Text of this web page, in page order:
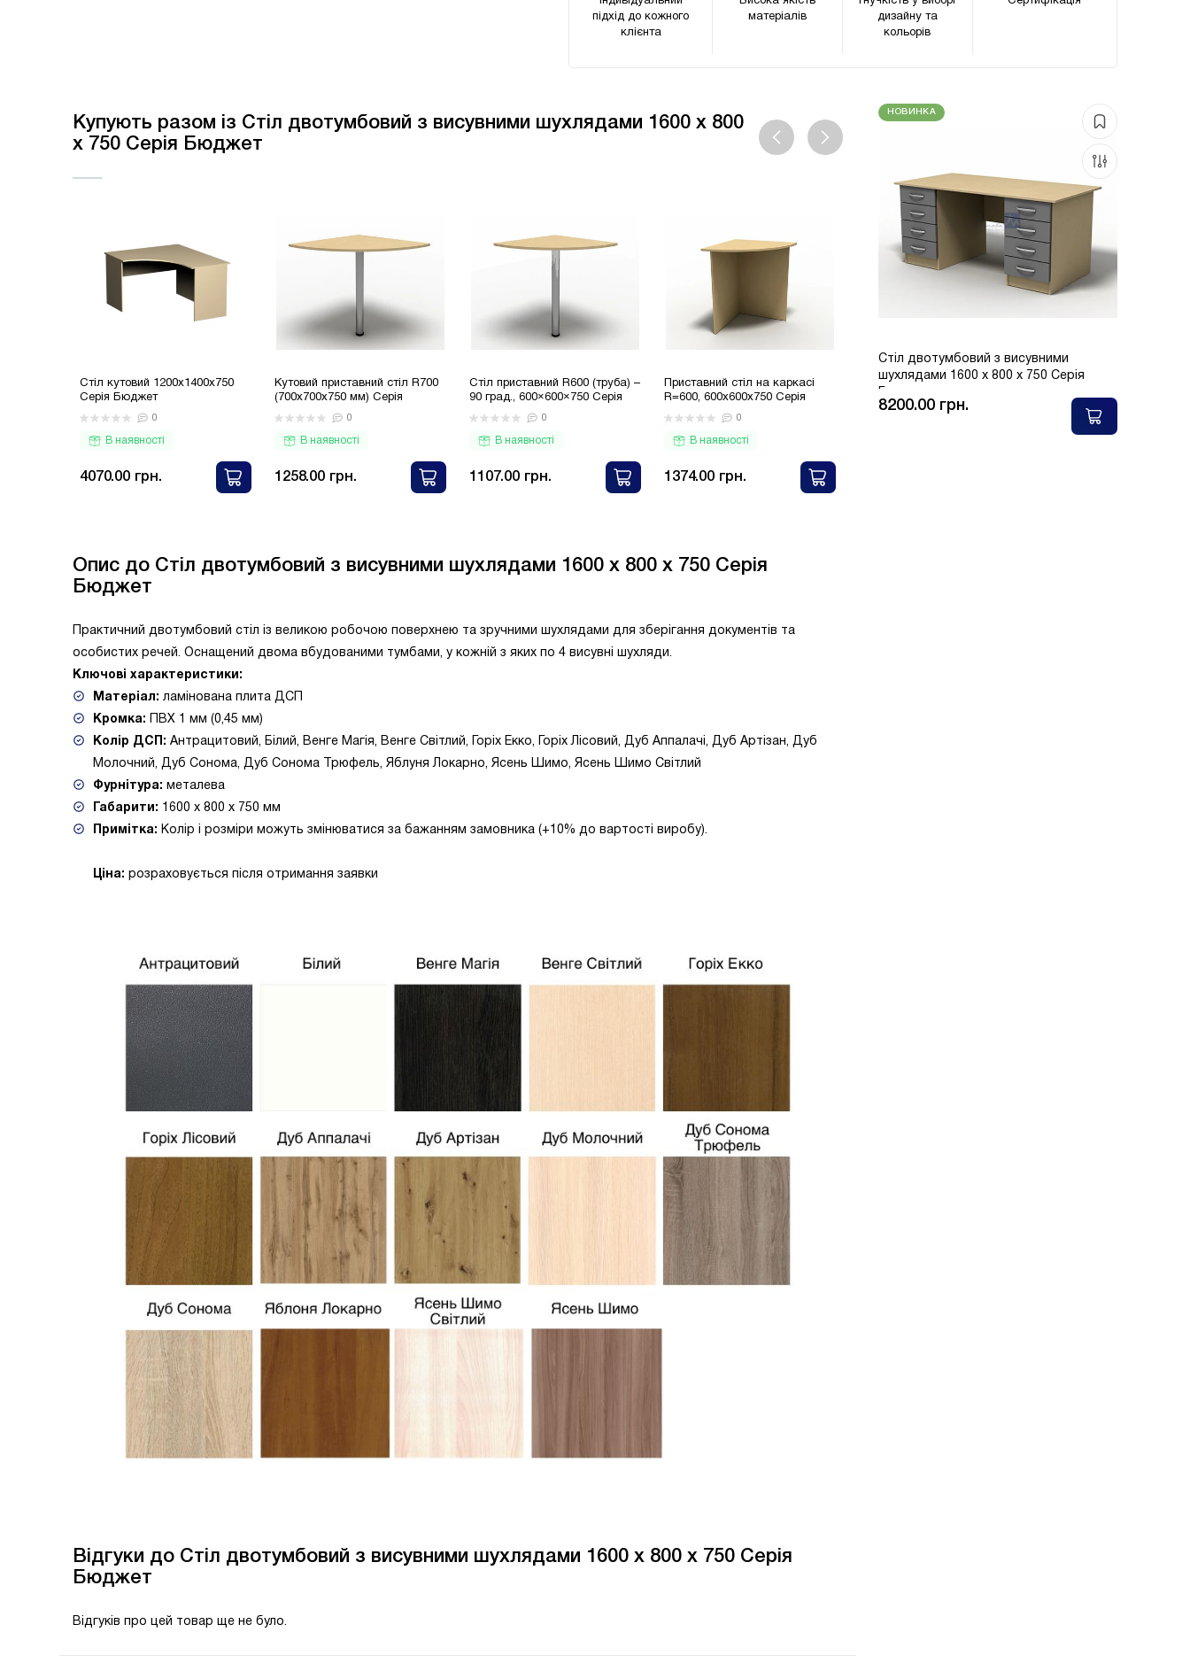
підхід до кожного
клієнта
матеріалів
дизайну та
кольорів
Купують разом із Стіл двотумбовий з висувними шухлядами 1600 x 800
x 750 Серія Бюджет
Стіл кутовий 1200х1400х750
Серія Бюджет
0
В наявності
4070.00 грн.
Кутовий приставний стіл R700
(700x700x750 мм) Серія
0
В наявності
1258.00 грн.
Стіл приставний R600 (труба) –
90 град., 600×600×750 Серія
0
В наявності
1107.00 грн.
Приставний стіл на каркасі
R=600, 600x600x750 Серія
0
В наявності
1374.00 грн.
Приставний стіл на каркасі
R=700, 700x700x750 Серія
Бюджет
Закінчення столу
шт, 600x300x750, Серія
Бюджет
Опис до Стіл двотумбовий з висувними шухлядами 1600 x 800 x 750 Серія
Бюджет
Практичний двотумбовий стіл із великою робочою поверхнею та зручними шухлядами для зберігання документів та
особистих речей. Оснащений двома вбудованими тумбами, у кожній з яких по 4 висувні шухляди.
Ключові характеристики:
Матеріал: ламінована плита ДСП
Кромка: ПВХ 1 мм (0,45 мм)
Колір ДСП: Антрацитовий, Білий, Венге Магія, Венге Світлий, Горіх Екко, Горіх Лісовий, Дуб Аппалачі, Дуб Артізан, Дуб
Молочний, Дуб Сонома, Дуб Сонома Трюфель, Яблуня Локарно, Ясень Шимо, Ясень Шимо Світлий
Фурнітура: металева
Габарити: 1600 x 800 x 750 мм
Примітка: Колір і розміри можуть змінюватися за бажанням замовника (+10% до вартості виробу).
Ціна: розраховується після отримання заявки
Відгуки до Стіл двотумбовий з висувними шухлядами 1600 x 800 x 750 Серія
Бюджет
Відгуків про цей товар ще не було.
НОВИНКА
Стіл двотумбовий з висувними
шухлядами 1600 x 800 x 750 Серія
Бюджет
8200.00 грн.